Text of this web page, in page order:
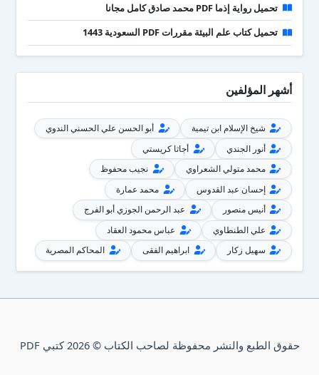
تحميل رواية إذما PDF محمد صادق كامل مجانا
تحميل كتاب علم البيئة مقررات PDF السعودية 1443
أشهر المؤلفين
شيخ الإسلام ابن تيمية
أبو الحسن علي الحسني الندوي
أنور الجندي
أجاثا كريستي
محمد متولي الشعراوي
نجيب محفوظ
إحسان عبد القدوس
محمد عمارة
أنيس منصور
عبد الرحمن الجوزي أبو الفرج
علي الطنطاوي
عباس محمود العقاد
سهيل زكار
ابراهيم الفقى المحاكم المصرية
حقوق الطبع والنشر محفوظة لصاحب الكتاب © 2026 كتبي PDF